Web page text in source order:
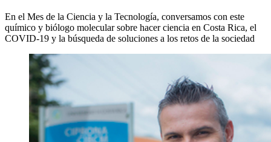
En el Mes de la Ciencia y la Tecnología, conversamos con este
químico y biólogo molecular sobre hacer ciencia en Costa Rica, el
COVID-19 y la búsqueda de soluciones a los retos de la sociedad